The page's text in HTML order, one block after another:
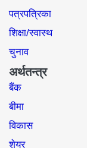
पत्रपत्रिका
शिक्षा/स्वास्थ
चुनाव
अर्थतन्त्र
बैंक
बीमा
विकास
शेयर